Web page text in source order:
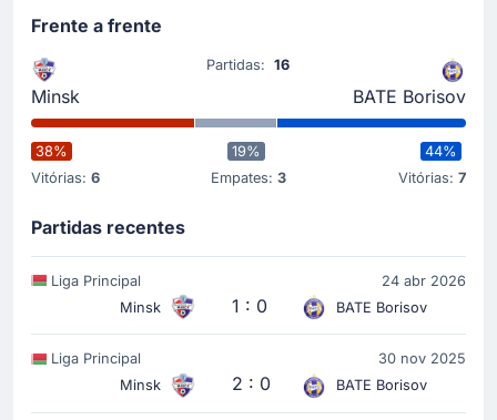
Frente a frente
Minsk
Partidas:16
BATE Borisov
38%
Vitórias: 6
19%
Empates: 3
44%
Vitórias: 7
Partidas recentes
Liga Principal
24 abr 2026
Minsk
1 : 0 BATE Borisov
Liga Principal
30 nov 2025
Minsk
2 : 0 BATE Borisov